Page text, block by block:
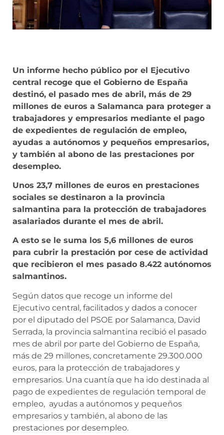
Un informe hecho público por el Ejecutivo
central recoge que el Gobierno de España
destinó, el pasado mes de abril, más de 29
millones de euros a Salamanca para proteger a
trabajadores y empresarios mediante el pago
de expedientes de regulación de empleo,
ayudas a autónomos y pequeños empresarios,
y también al abono de las prestaciones por
desempleo.
Unos 23,7 millones de euros en prestaciones
sociales se destinaron a la provincia
salmantina para la protección de trabajadores
asalariados durante el mes de abril.
A esto se le suma los 5,6 millones de euros
para cubrir la prestación por cese de actividad
que recibieron el mes pasado 8.422 autónomos
salmantinos.
Según datos que recoge un informe del
Ejecutivo central, facilitados y dados a conocer
por el diputado del PSOE por Salamanca, David
Serrada, la provincia salmantina recibió el pasado
mes de abril por parte del Gobierno de España,
más de 29 millones, concretamente 29.300.000
euros, para la protección de trabajadores y
empresarios. Una cuantía que ha ido destinada al
pago de expedientes de regulación temporal de
empleo, ayudas a autónomos y pequeños
empresarios y también, al abono de las
prestaciones por desempleo.